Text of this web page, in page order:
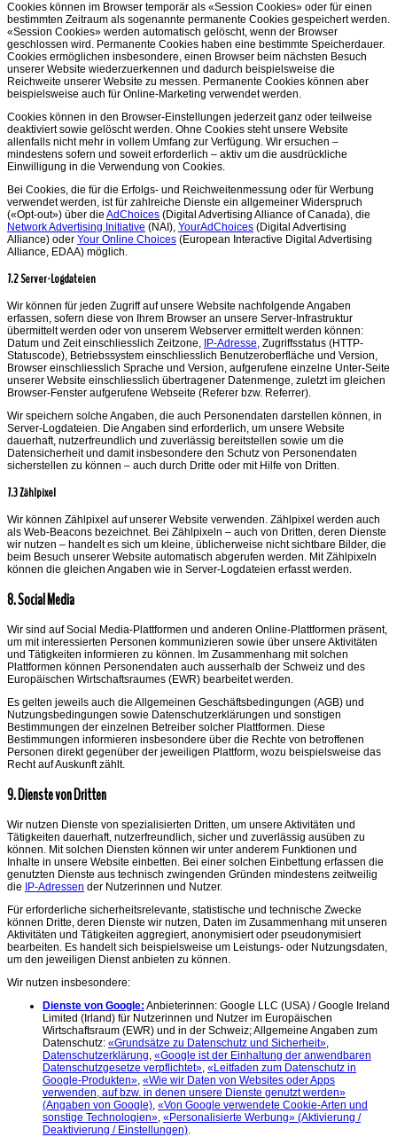
Cookies können im Browser temporär als «Session Cookies» oder für einen
bestimmten Zeitraum als sogenannte permanente Cookies gespeichert werden.
«Session Cookies» werden automatisch gelöscht, wenn der Browser
geschlossen wird. Permanente Cookies haben eine bestimmte Speicherdauer.
Cookies ermöglichen insbesondere, einen Browser beim nächsten Besuch
unserer Website wiederzuerkennen und dadurch beispielsweise die
Reichweite unserer Website zu messen. Permanente Cookies können aber
beispielsweise auch für Online-Marketing verwendet werden.
Cookies können in den Browser-Einstellungen jederzeit ganz oder teilweise
deaktiviert sowie gelöscht werden. Ohne Cookies steht unsere Website
allenfalls nicht mehr in vollem Umfang zur Verfügung. Wir ersuchen –
mindestens sofern und soweit erforderlich – aktiv um die ausdrückliche
Einwilligung in die Verwendung von Cookies.
Bei Cookies, die für die Erfolgs- und Reichweitenmessung oder für Werbung
verwendet werden, ist für zahlreiche Dienste ein allgemeiner Widerspruch
(«Opt-out») über die AdChoices (Digital Advertising Alliance of Canada), die
Network Advertising Initiative (NAI), YourAdChoices (Digital Advertising
Alliance) oder Your Online Choices (European Interactive Digital Advertising
Alliance, EDAA) möglich.
7.2 Server-Logdateien
Wir können für jeden Zugriff auf unsere Website nachfolgende Angaben
erfassen, sofern diese von Ihrem Browser an unsere Server-Infrastruktur
übermittelt werden oder von unserem Webserver ermittelt werden können:
Datum und Zeit einschliesslich Zeitzone, IP-Adresse, Zugriffsstatus (HTTP-
Statuscode), Betriebssystem einschliesslich Benutzeroberfläche und Version,
Browser einschliesslich Sprache und Version, aufgerufene einzelne Unter-Seite
unserer Website einschliesslich übertragener Datenmenge, zuletzt im gleichen
Browser-Fenster aufgerufene Webseite (Referer bzw. Referrer).
Wir speichern solche Angaben, die auch Personendaten darstellen können, in
Server-Logdateien. Die Angaben sind erforderlich, um unsere Website
dauerhaft, nutzerfreundlich und zuverlässig bereitstellen sowie um die
Datensicherheit und damit insbesondere den Schutz von Personendaten
sicherstellen zu können – auch durch Dritte oder mit Hilfe von Dritten.
7.3 Zählpixel
Wir können Zählpixel auf unserer Website verwenden. Zählpixel werden auch
als Web-Beacons bezeichnet. Bei Zählpixeln – auch von Dritten, deren Dienste
wir nutzen – handelt es sich um kleine, üblicherweise nicht sichtbare Bilder, die
beim Besuch unserer Website automatisch abgerufen werden. Mit Zählpixeln
können die gleichen Angaben wie in Server-Logdateien erfasst werden.
8. Social Media
Wir sind auf Social Media-Plattformen und anderen Online-Plattformen präsent,
um mit interessierten Personen kommunizieren sowie über unsere Aktivitäten
und Tätigkeiten informieren zu können. Im Zusammenhang mit solchen
Plattformen können Personendaten auch ausserhalb der Schweiz und des
Europäischen Wirtschaftsraumes (EWR) bearbeitet werden.
Es gelten jeweils auch die Allgemeinen Geschäftsbedingungen (AGB) und
Nutzungsbedingungen sowie Datenschutzerklärungen und sonstigen
Bestimmungen der einzelnen Betreiber solcher Plattformen. Diese
Bestimmungen informieren insbesondere über die Rechte von betroffenen
Personen direkt gegenüber der jeweiligen Plattform, wozu beispielsweise das
Recht auf Auskunft zählt.
9. Dienste von Dritten
Wir nutzen Dienste von spezialisierten Dritten, um unsere Aktivitäten und
Tätigkeiten dauerhaft, nutzerfreundlich, sicher und zuverlässig ausüben zu
können. Mit solchen Diensten können wir unter anderem Funktionen und
Inhalte in unsere Website einbetten. Bei einer solchen Einbettung erfassen die
genutzten Dienste aus technisch zwingenden Gründen mindestens zeitweilig
die
IP-Adressen der Nutzerinnen und Nutzer.
Für erforderliche sicherheitsrelevante, statistische und technische Zwecke
können Dritte, deren Dienste wir nutzen, Daten im Zusammenhang mit unseren
Aktivitäten und Tätigkeiten aggregiert, anonymisiert oder pseudonymisiert
bearbeiten. Es handelt sich beispielsweise um Leistungs- oder Nutzungsdaten,
um den jeweiligen Dienst anbieten zu können.
Wir nutzen insbesondere:
Dienste von Google: Anbieterinnen: Google LLC (USA) / Google Ireland
Limited (Irland) für Nutzerinnen und Nutzer im Europäischen
Wirtschaftsraum (EWR) und in der Schweiz; Allgemeine Angaben zum
Datenschutz: «Grundsätze zu Datenschutz und Sicherheit»,
Datenschutzerklärung, «Google ist der Einhaltung der anwendbaren
Datenschutzgesetze verpflichtet», «Leitfaden zum Datenschutz in
Google-Produkten», «Wie wir Daten von Websites oder Apps
verwenden, auf bzw. in denen unsere Dienste genutzt werden»
(Angaben von Google), «Von Google verwendete Cookie-Arten und
sonstige Technologien», «Personalisierte Werbung» (Aktivierung /
Deaktivierung / Einstellungen).